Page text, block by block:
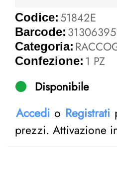
Codice: 51842E
Barcode:
Categoria:
Confezione: 1 PZ
Disponibile
Accedi o Registrati
prezzi. Attivazione